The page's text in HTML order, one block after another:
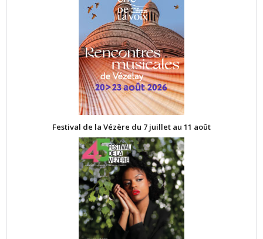
Festival de la Vézère du 7 juillet au 11 août